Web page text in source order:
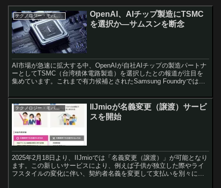
テクノロジー・モバイル
OpenAI、AIチップ製造にTSMC
を選択か—サムスンを断念
AI市場が急速に拡大する中、OpenAIが自社AIチップの製造パートナ
ーとしてTSMC（台湾積体電路製造）を選択したとの報道が注目を
集めています。これまで有力候補とされたSamsung Foundryではな
テクノロジー・モバイル
IIJmioが名義変更（譲渡）サービ
スを開始
2025年2月18日より、IIJmioでは「名義変更（譲渡）」が可能となり
ます。この新しいサービスにより、例えば子供が独立した際やライ
フスタイルの変化に伴い、契約者名義を変更して支払いを別々にす